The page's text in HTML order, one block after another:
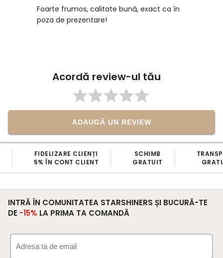
Foarte frumos, calitate bună, exact ca în
poza de prezentare!
Acordă review-ul tău
ADAUGĂ UN REVIEW
FIDELIZARE CLIENȚI
5% ÎN CONT CLIENT
SCHIMB
GRATUIT
INTRĂ ÎN COMUNITATEA STARSHINERS ȘI BUCURĂ-TE
DE -15% LA PRIMA TA COMANDĂ